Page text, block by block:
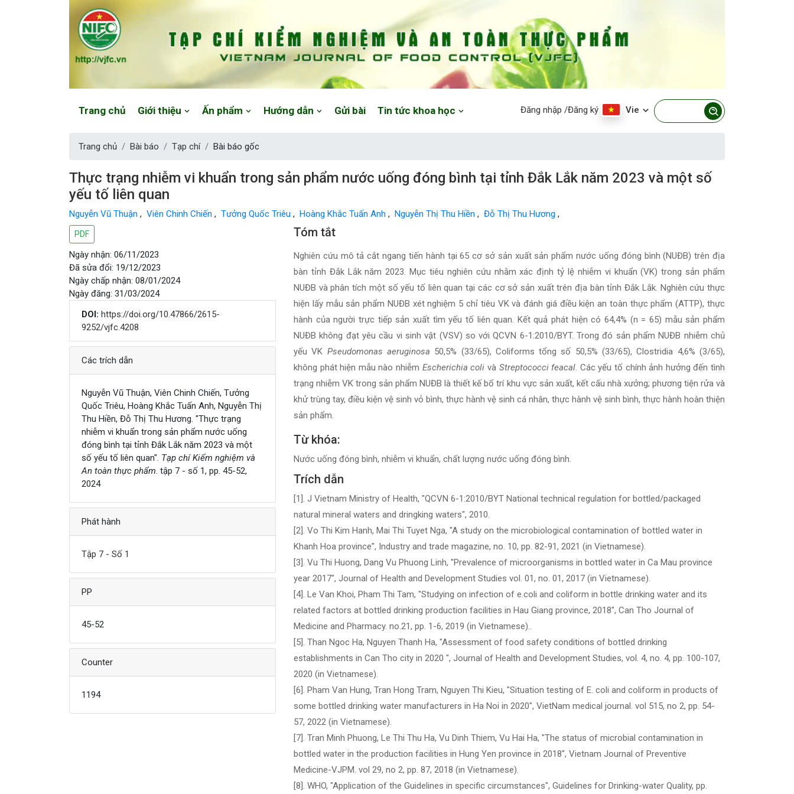
Website: https://vjfc.nifc.gov.vn/
Trang chủ Giới thiệu Ấn phẩm Hướng dẫn Gửi bài Tin tức khoa học Đăng nhập /Đăng ký Vie
Trang chủ Bài báo Tạp chí Bài báo gốc
Thực trạng nhiễm vi khuẩn trong sản phẩm nước uống đóng bình tại tỉnh Đắk Lắk năm 2023 và một số
yếu tố liên quan
Nguyễn Vũ Thuận , Viên Chinh Chiến , Tưởng Quốc Triêu , Hoàng Khắc Tuấn Anh , Nguyễn Thị Thu Hiền , Đỗ Thị Thu Hương ,
PDF
Ngày nhận: 06/11/2023
Đã sửa đổi: 19/12/2023
Ngày chấp nhận: 08/01/2024
Ngày đăng: 31/03/2024
DOI: https://doi.org/10.47866/2615-
9252/vjfc.4208
Chi tiết
Các trích dẫn
Nguyễn Vũ Thuận, Viên Chinh Chiến, Tưởng
Quốc Triêu, Hoàng Khắc Tuấn Anh, Nguyễn Thị
Thu Hiền, Đỗ Thị Thu Hương. "Thực trạng
nhiễm vi khuẩn trong sản phẩm nước uống
đóng bình tại tỉnh Đắk Lắk năm 2023 và một
số yếu tố liên quan". Tạp chí Kiểm nghiệm và
An toàn thực phẩm. tập 7 - số 1, pp. 45-52,
2024
Phát hành
Tập 7 - Số 1
PP
45-52
Counter
1194
Main Article Content
Tóm tắt
Nghiên cứu mô tả cắt ngang tiến hành tại 65 cơ sở sản xuất sản phẩm nước uống đóng bình (NUĐB) trên địa
bàn tỉnh Đắk Lắk năm 2023. Mục tiêu nghiên cứu nhằm xác định tỷ lệ nhiễm vi khuẩn (VK) trong sản phẩm
NUĐB và phân tích một số yếu tố liên quan tại các cơ sở sản xuất trên địa bàn tỉnh Đắk Lắk. Nghiên cứu thực
hiện lấy mẫu sản phẩm NUĐB xét nghiệm 5 chỉ tiêu VK và đánh giá điều kiện an toàn thực phẩm (ATTP), thực
hành của người trực tiếp sản xuất tìm yếu tố liên quan. Kết quả phát hiện có 64,4% (n = 65) mẫu sản phẩm
NUĐB không đạt yêu cầu vi sinh vật (VSV) so với QCVN 6-1:2010/BYT. Trong đó sản phẩm NUĐB nhiễm chủ
yếu VK Pseudomonas aeruginosa 50,5% (33/65), Coliforms tổng số 50,5% (33/65), Clostridia 4,6% (3/65),
không phát hiện mẫu nào nhiễm Escherichia coli và Streptococci feacal. Các yếu tố chính ảnh hưởng đến tình
trạng nhiễm VK trong sản phẩm NUĐB là thiết kế bố trí khu vực sản xuất, kết cấu nhà xưởng; phương tiện rửa và
khử trùng tay, điều kiện vệ sinh vỏ bình, thực hành vệ sinh cá nhân, thực hành vệ sinh bình, thực hành hoàn thiện
sản phẩm.
Từ khóa:
Nước uống đóng bình, nhiễm vi khuẩn, chất lượng nước uống đóng bình.
Trích dẫn
[1]. J Vietnam Ministry of Health, "QCVN 6-1:2010/BYT National technical regulation for bottled/packaged
natural mineral waters and dringking waters", 2010.
[2]. Vo Thi Kim Hanh, Mai Thi Tuyet Nga, "A study on the microbiological contamination of bottled water in
Khanh Hoa province", Industry and trade magazine, no. 10, pp. 82-91, 2021 (in Vietnamese).
[3]. Vu Thi Huong, Dang Vu Phuong Linh, "Prevalence of microorganisms in bottled water in Ca Mau province
year 2017", Journal of Health and Development Studies vol. 01, no. 01, 2017 (in Vietnamese).
[4]. Le Van Khoi, Pham Thi Tam, "Studying on infection of e.coli and coliform in bottle drinking water and its
related factors at bottled drinking production facilities in Hau Giang province, 2018", Can Tho Journal of
Medicine and Pharmacy. no.21, pp. 1-6, 2019 (in Vietnamese)..
[5]. Than Ngoc Ha, Nguyen Thanh Ha, "Assessment of food safety conditions of bottled drinking
establishments in Can Tho city in 2020 ", Journal of Health and Development Studies, vol. 4, no. 4, pp. 100-107,
2020 (in Vietnamese).
[6]. Pham Van Hung, Tran Hong Tram, Nguyen Thi Kieu, "Situation testing of E. coli and coliform in products of
some bottled drinking water manufacturers in Ha Noi in 2020", VietNam medical journal. vol 515, no 2, pp. 54-
57, 2022 (in Vietnamese).
[7]. Tran Minh Phuong, Le Thi Thu Ha, Vu Dinh Thiem, Vu Hai Ha, "The status of microbial contamination in
bottled water in the production facilities in Hung Yen province in 2018", Vietnam Journal of Preventive
Medicine-VJPM. vol 29, no 2, pp. 87, 2018 (in Vietnamese).
[8]. WHO, "Application of the Guidelines in specific circumstances", Guidelines for Drinking-water Quality, pp.